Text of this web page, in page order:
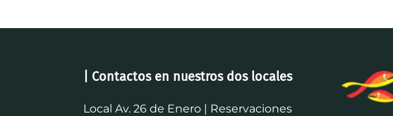
| Contactos en nuestros dos locales
Local Av. 26 de Enero | Reservaciones